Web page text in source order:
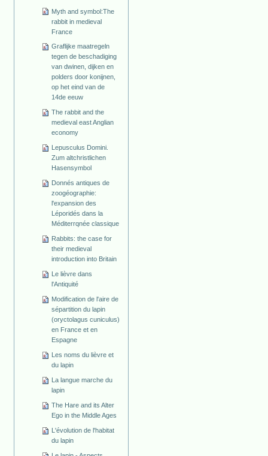
Myth and symbol:The
rabbit in medieval
France
Graflijke maatregeln
tegen de beschadiging
van dwinen, dijken en
polders door konijnen,
op het eind van de
14de eeuw
The rabbit and the
medieval east Anglian
economy
Lepusculus Domini.
Zum altchristlichen
Hasensymbol
Donnés antiques de
zoogéographie:
l'expansion des
Léporidés dans la
Méditerrqnée classique
Rabbits: the case for
their medieval
introduction into Britain
Le lièvre dans
l'Antiquité
Modification de l'aire de
sépartition du lapin
(oryctolagus cuniculus)
en France et en
Espagne
Les noms du lièvre et
du lapin
La langue marche du
lapin
The Hare and its Alter
Ego in the Middle Ages
L'évolution de l'habitat
du lapin